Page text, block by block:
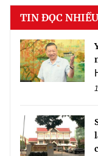
TIN ĐỌC NHIỀU